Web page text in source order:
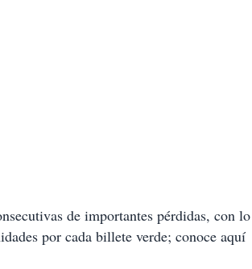
de importantes pérdidas, con lo
por cada billete verde; conoce aquí